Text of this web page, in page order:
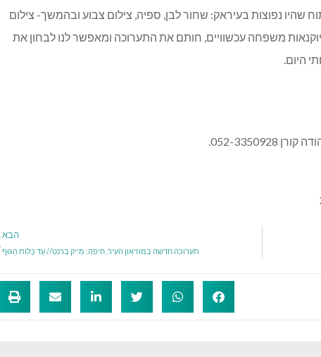
שהיו נפוצות בעיראק: שחור לבן, ספיה, צילום צבוע ובהמשך- צילום
משפחה עכשוויים, חותם את התערוכה ומאפשר לנו לבחון את
היום.
הבא
תערוכה חדשה במוזיאון העיר, חיפה: מייק ברנט// עַד כְּלוֹת הַגּוּף